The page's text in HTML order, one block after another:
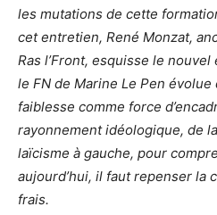
les mutations de cette
cet entretien, René Monzat,
Ras l’Front, esquisse le
le FN de Marine Le Pen
faiblesse comme force
rayonnement idéologique, de
laïcisme à gauche, pour
aujourd’hui, il faut repenser la
frais.